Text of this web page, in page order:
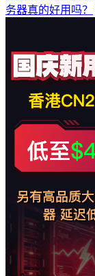
务器真的好用吗？